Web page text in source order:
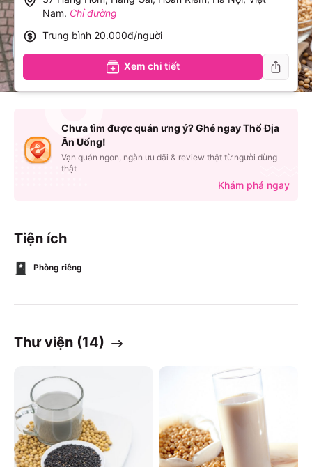
Tiện ích
Phòng riêng
Thư viện (14)
Nam. Chỉ đường
Trung bình 20.000đ/nguời
Xem chi tiết
Chưa tìm được quán ưng ý? Ghé ngay Thổ Địa
Ăn Uống!
Vạn quán ngon, ngàn ưu đãi & review thật từ người dùng
thật
Khám phá ngay